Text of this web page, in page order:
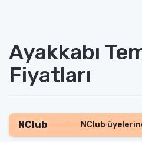
Ayakkabı
Fiyatları
NClub NClub